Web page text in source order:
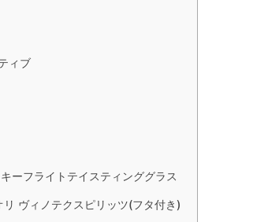
ィブ
ーフライトテイスティンググラス
ヴィノテクスピリッツ(フタ付き)